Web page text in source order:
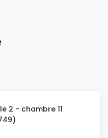
2 - chambre 11